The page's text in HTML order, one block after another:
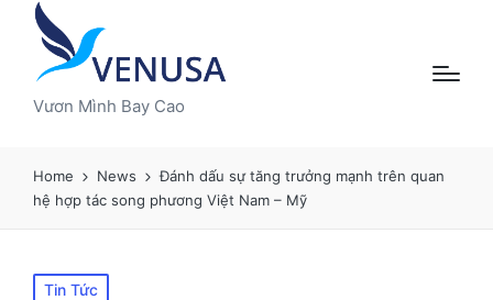
Vươn Mình Bay Cao
Home News
Đánh dấu sự tăng trưởng mạnh trên quan
hệ hợp tác song phương Việt Nam – Mỹ
Posted
Tin Tức